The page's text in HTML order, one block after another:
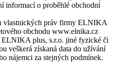
informací o proběhlé obchodní
vlastnických práv firmy ELNIKA
obchodu www.elnika.cz
plus, s.r.o. jiné fyzické či
veškerá získaná data do užívání
nájemci za stejných podmínek.